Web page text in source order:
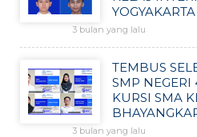
3 bulan yang lalu
TEMBUS
SMP NEGERI
KURSI SMA
3 bulan yang lalu